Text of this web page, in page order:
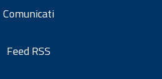
Comunicati
Feed RSS